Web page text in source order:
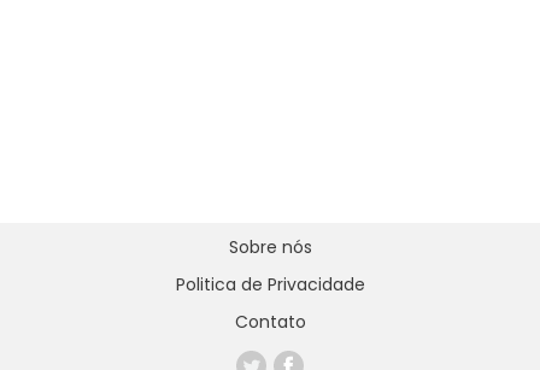
Sobre nós
Politica de Privacidade
Contato